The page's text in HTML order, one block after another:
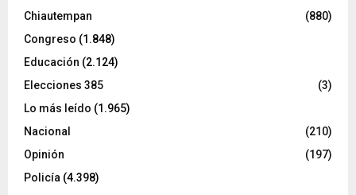
Chiautempan
(880)
Congreso (1.848)
Educación (2.124)
Elecciones 385
(3)
Lo más leído (1.965)
Nacional
(210)
Opinión
(197)
Policía (4.398)